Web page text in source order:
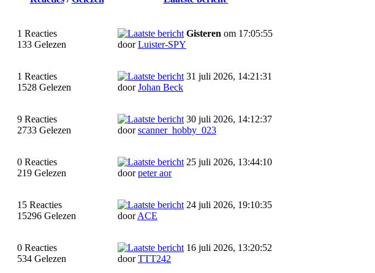
1 Reacties
133 Gelezen
Gisteren om 17:05:55
doorLuister-SPY
1 Reacties
1528 Gelezen
31 juli 2026, 14:21:31
doorJohan Beck
9 Reacties
2733 Gelezen
30 juli 2026, 14:12:37
doorscanner_hobby_023
0 Reacties
219 Gelezen
25 juli 2026, 13:44:10
doorpeter aor
15 Reacties
15296 Gelezen
24 juli 2026, 19:10:35
doorACE
0 Reacties
534 Gelezen
16 juli 2026, 13:20:52
doorTTT242